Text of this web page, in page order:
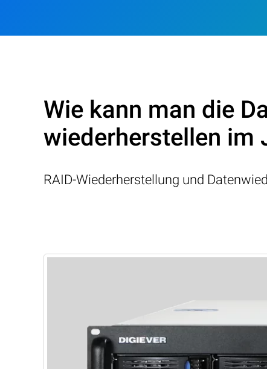
Wie kann man die
wiederherstellen im
RAID-Wiederherstellung und